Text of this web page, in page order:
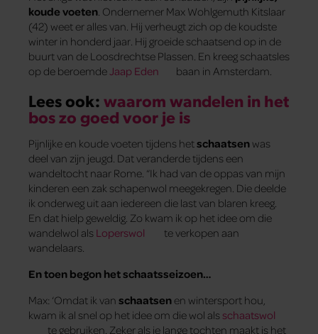
koude voeten. Ondernemer Max Wohlgemuth Kitslaar
(42) weet er alles van. Hij verheugt zich op de koudste
winter in honderd jaar. Hij groeide schaatsend op in de
buurt van de Loosdrechtse Plassen. En kreeg schaatsles
op de beroemdeJaap Eden baan in Amsterdam.
Lees ook:waarom wandelen in het
bos zo goed voor je is
Pijnlijke en koude voeten tijdens hetschaatsen was
deel van zijn jeugd. Dat veranderde tijdens een
wandeltocht naar Rome. “Ik had van de oppas van mijn
kinderen een zak schapenwol meegekregen. Die deelde
ik onderweg uit aan iedereen die last van blaren kreeg.
En dat hielp geweldig. Zo kwam ik op het idee om die
wandelwol als Loperswol
te verkopen aan
wandelaars.
En toen begon het schaatsseizoen…
Max: ‘Omdat ik van schaatsen en wintersport hou,
kwam ik al snel op het idee om die wol alsschaatswol
te gebruiken. Zeker als je lange tochten maakt is het